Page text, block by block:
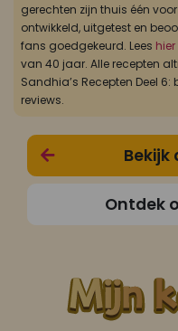
gerechten zijn thuis één
ontwikkeld, uitgetest en
fans goedgekeurd. Lees hier
van 40 jaar. Alle recepten
Sandhia’s Recepten Deel
reviews.
Bekijk
Ontdek